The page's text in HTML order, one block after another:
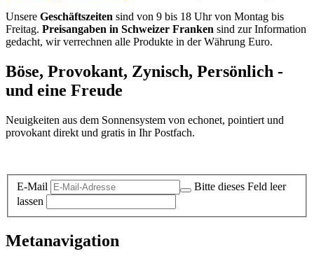
Unsere Geschäftszeiten sind von 9 bis 18 Uhr von Montag bis
Freitag. Preisangaben in Schweizer Franken sind zur Information
gedacht, wir verrechnen alle Produkte in der Währung Euro.
Böse, Provokant, Zynisch, Persönlich -
und eine Freude
Neuigkeiten aus dem Sonnensystem von echonet, pointiert und
provokant direkt und gratis in Ihr Postfach.
E-Mail
Bitte dieses Feld leer
lassen
Metanavigation